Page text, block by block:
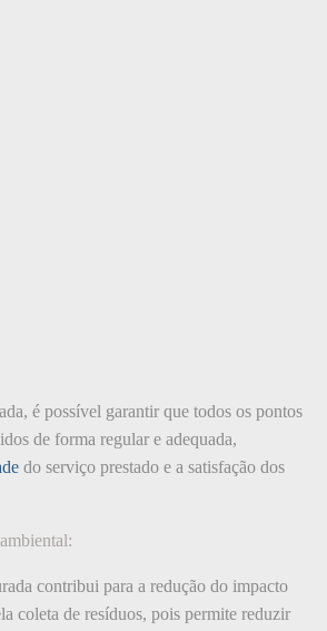
é possível garantir que todos os pontos
de forma regular e adequada,
do serviço prestado e a satisfação dos
contribui para a redução do impacto
coleta de resíduos, pois permite reduzir